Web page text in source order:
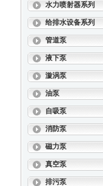
水力喷射器系列
给排水设备系列
管道泵
液下泵
漩涡泵
油泵
自吸泵
消防泵
磁力泵
真空泵
排污泵